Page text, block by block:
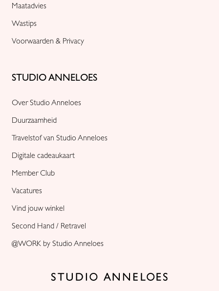
STUDIO ANNELOES
Over Studio Anneloes
Duurzaamheid
Travelstof van Studio Anneloes
Digitale cadeaukaart
Member Club
Vacatures
Vind jouw winkel
Second Hand / Retravel
@WORK by Studio Anneloes
Maatadvies
Wastips
Voorwaarden & Privacy